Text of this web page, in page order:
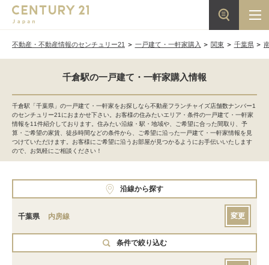
不動産・不動産情報のセンチュリー21 一戸建て・一軒家購入 関東 千葉県
千倉駅の一戸建て・一軒家購入情報
千倉駅「千葉県」の一戸建て・一軒家をお探しなら不動産フランチャイズ店舗数ナンバー1
のセンチュリー21におまかせ下さい。お客様の住みたいエリア・条件の一戸建て・一軒家
情報を11件紹介しております。住みたい沿線・駅・地域や、ご希望に合った間取り、予
算・ご希望の家賃、徒歩時間などの条件から、ご希望に沿った一戸建て・一軒家情報を見
つけていただけます。お客様にご希望に沿うお部屋が見つかるようにお手伝いいたします
ので、お気軽にご相談ください！
沿線から探す
千葉県 内房線 変更
条件で絞り込む